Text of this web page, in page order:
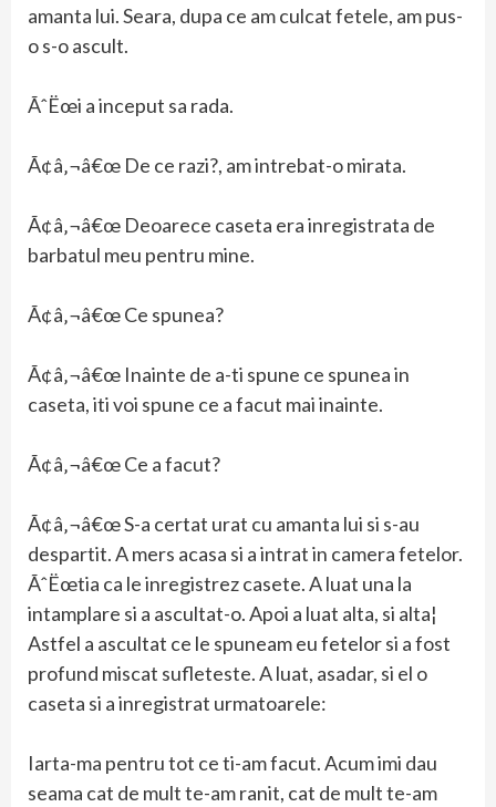
amanta lui. Seara, dupa ce am culcat fetele, am pus-
o s-o ascult.
ÃˆËœi a inceput sa rada.
Ã¢â‚¬â€œ De ce razi?, am intrebat-o mirata.
Ã¢â‚¬â€œ Deoarece caseta era inregistrata de
barbatul meu pentru mine.
Ã¢â‚¬â€œ Ce spunea?
Ã¢â‚¬â€œ Inainte de a-ti spune ce spunea in
caseta, iti voi spune ce a facut mai inainte.
Ã¢â‚¬â€œ Ce a facut?
Ã¢â‚¬â€œ S-a certat urat cu amanta lui si s-au
despartit. A mers acasa si a intrat in camera fetelor.
ÃˆËœtia ca le inregistrez casete. A luat una la
intamplare si a ascultat-o. Apoi a luat alta, si alta¦
Astfel a ascultat ce le spuneam eu fetelor si a fost
profund miscat sufleteste. A luat, asadar, si el o
caseta si a inregistrat urmatoarele:
Iarta-ma pentru tot ce ti-am facut. Acum imi dau
seama cat de mult te-am ranit, cat de mult te-am